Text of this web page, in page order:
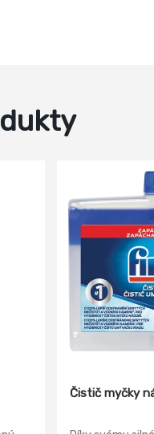
Čistič myčky